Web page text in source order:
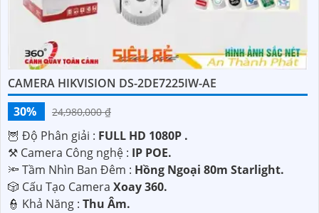
CAMERA HIKVISION DS-2DE7225IW-AE
30%
24,980,000 ₫
🦉 Độ Phân giải : FULL HD 1080P .
⚒ Camera Công nghệ : IP POE.
🔦 Tầm Nhìn Ban Đêm : Hồng Ngoại 80m Starlight.
🎲 Cấu Tạo Camera Xoay 360.
️👮 Khả Năng : Thu Âm.